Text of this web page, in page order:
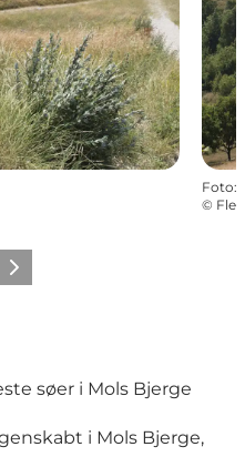
Foto:
©
Næste
søer i Mols Bjerge
i Mols Bjerge,